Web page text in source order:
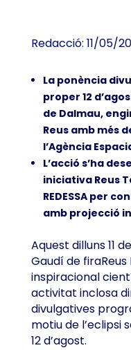
Redacció: 11/05/
La ponència
proper 12
de Dalmau,
Reus amb més
l’Agència
L’acció s’ha
iniciativa Reus
REDESSA per
amb projecció
Aquest dilluns 11
Gaudí de
inspiracional
activitat inclosa
divulgatives
motiu de l’eclipsi
12 d’agost.